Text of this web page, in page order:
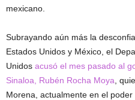
mexicano.
Subrayando aún más la
Estados Unidos y México, el
Unidos acusó el mes pasado al
Sinaloa, Rubén Rocha Moya ,
Morena, actualmente en el